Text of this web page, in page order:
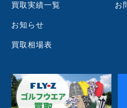
買取実績一覧
お知らせ
買取相場表
お